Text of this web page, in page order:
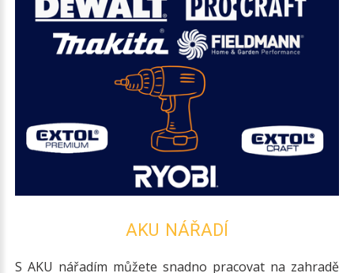
AKU NÁŘADÍ
S AKU nářadím můžete snadno pracovat na zahradě